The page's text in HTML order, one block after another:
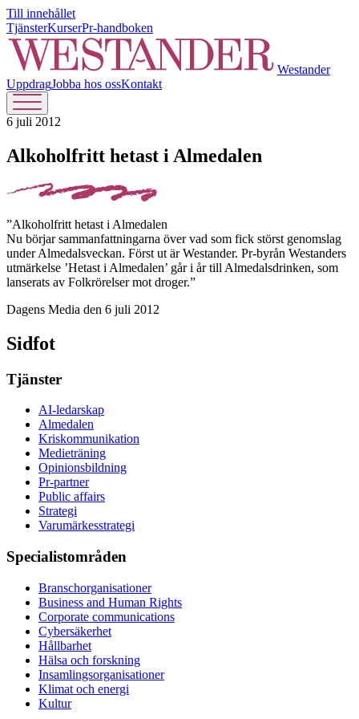
Till innehållet
TjänsterKurserPr-handboken
Westander
UppdragJobba hos ossKontakt
6 juli 2012
Alkoholfritt hetast i Almedalen
”Alkoholfritt hetast i Almedalen
Nu börjar sammanfattningarna över vad som fick störst genomslag
under Almedalsveckan. Först ut är Westander. Pr-byrån Westanders
utmärkelse ’Hetast i Almedalen’ går i år till Almedalsdrinken, som
lanserats av Folkrörelser mot droger.”
Dagens Media den 6 juli 2012
Sidfot
Tjänster
AI-ledarskap
Almedalen
Kris­kommunikation
Medieträning
Opinionsbildning
Pr-partner
Public affairs
Strategi
Varumärkesstrategi
Specialistområden
Branschorganisationer
Business and Human Rights
Corporate communications
Cybersäkerhet
Hållbarhet
Hälsa och forskning
Insamlingsorganisationer
Klimat och energi
Kultur